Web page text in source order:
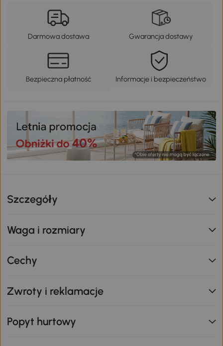
Darmowa dostawa Gwarancja dostawy
Bezpieczna płatność Informacje i bezpieczeństwo
Szczegóły
Waga i rozmiary
Cechy
Zwroty i reklamacje
Popyt hurtowy